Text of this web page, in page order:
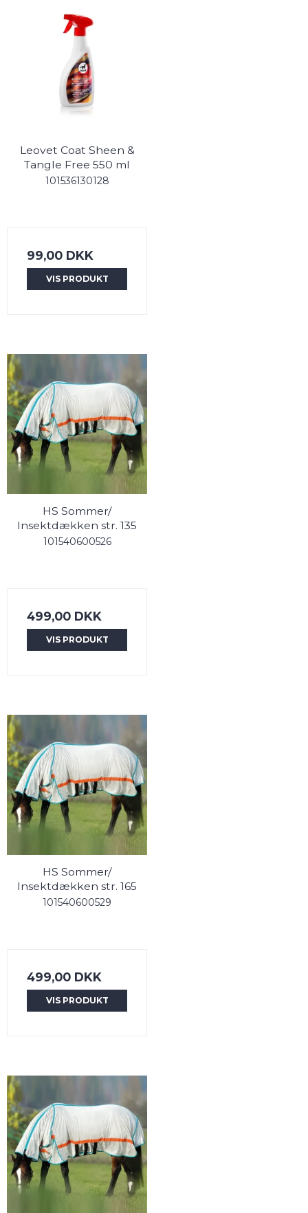
Leovet Coat Sheen &
Tangle Free 550 ml
101536130128
99,00 DKK
VIS PRODUKT
HS Sommer/
Insektdækken str. 135
101540600526
499,00 DKK
VIS PRODUKT
HS Sommer/
Insektdækken str. 165
101540600529
499,00 DKK
VIS PRODUKT